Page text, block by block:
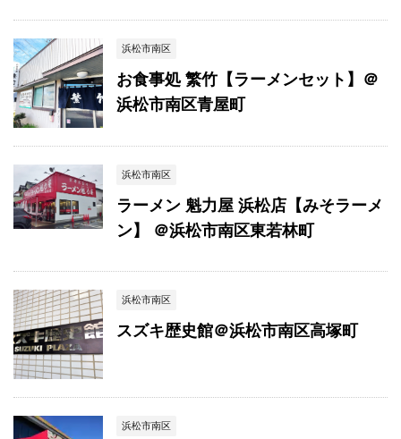
浜松市南区
お食事処 繁竹【ラーメンセット】＠
浜松市南区青屋町
浜松市南区
ラーメン 魁力屋 浜松店【みそラーメ
ン】 ＠浜松市南区東若林町
浜松市南区
スズキ歴史館＠浜松市南区高塚町
浜松市南区